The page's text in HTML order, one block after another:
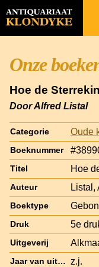
Onze
Hoe de
Door Alfred Listal
Categorie Oude
Boeknummer
Titel Hoe
Auteur Listal,
Boektype
Druk 5e
Uitgeverij
Jaar van uitgave z.j.